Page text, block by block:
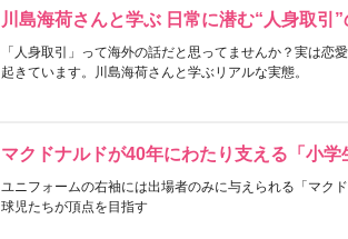
川島海荷さんと学ぶ 日常に潜む“人身取引
「人身取引」って海外の話だと思ってませんか？実は恋
起きています。川島海荷さんと学ぶリアルな実態。
マクドナルドが40年にわたり支える「小学
ユニフォームの右袖には出場者のみに与えられる「マク
球児たちが頂点を目指す